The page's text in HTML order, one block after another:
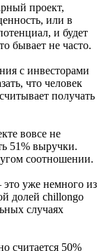
проект,
или в
и будет
бывает не часто.
с инвесторами
что человек
получать
вовсе не
51% выручки.
соотношении.
уже немного из
долей chillongo
случаях
считается 50%